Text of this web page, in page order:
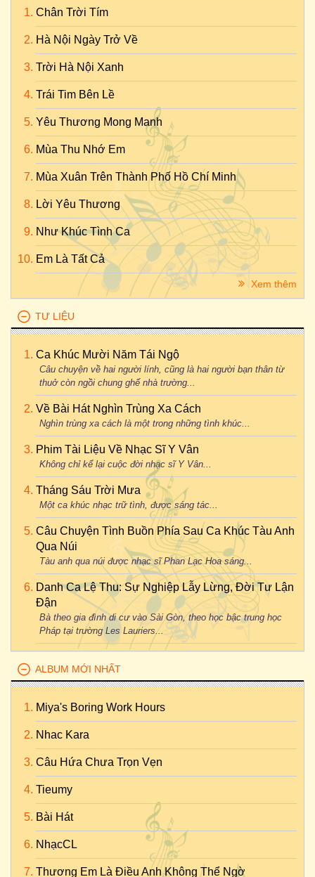
Chân Trời Tím
Hà Nội Ngày Trở Về
Trời Hà Nội Xanh
Trái Tim Bên Lề
Yêu Thương Mong Manh
Mùa Thu Nhớ Em
Mùa Xuân Trên Thành Phố Hồ Chí Minh
Lời Yêu Thương
Như Khúc Tình Ca
Em Là Tất Cả
Xem thêm
TƯ LIỆU
Ca Khúc Mười Năm Tái Ngộ
Câu chuyện về hai người lính, cũng là hai người bạn thân từ
thuở còn ngồi chung ghế nhà trường...
Về Bài Hát Nghìn Trùng Xa Cách
Nghìn trùng xa cách là một trong những tình khúc...
Phim Tài Liệu Về Nhạc Sĩ Y Vân
Không chỉ kể lại cuộc đời nhạc sĩ Y Vân...
Tháng Sáu Trời Mưa
Một ca khúc nhạc trữ tình, được sáng tác...
Câu Chuyện Tình Buồn Phía Sau Ca Khúc Tàu Anh
Qua Núi
Tàu anh qua núi được nhạc sĩ Phan Lạc Hoa sáng...
Danh Ca Lệ Thu: Sự Nghiệp Lẫy Lừng, Đời Tư Lận
Đận
Bà theo gia đình di cư vào Sài Gòn, theo học bậc trung học
Pháp tại trường Les Lauriers...
ALBUM MỚI NHẤT
Miya's Boring Work Hours
Nhac Kara
Câu Hứa Chưa Trọn Vẹn
Tieumy
Bài Hát
NhạcCL
Thương Em Là Điều Anh Không Thể Ngờ